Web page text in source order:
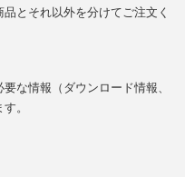
とそれ以外を分けてご注文く
な情報（ダウンロード情報、
。